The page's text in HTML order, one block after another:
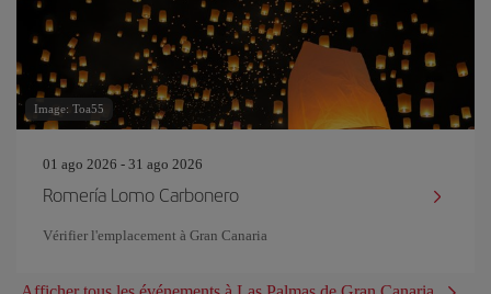
Image: Toa55
01 ago 2026 - 31 ago 2026
Romería Lomo Carbonero
Vérifier l'emplacement à Gran Canaria